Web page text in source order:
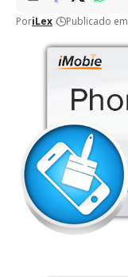
PoriLex Publicado